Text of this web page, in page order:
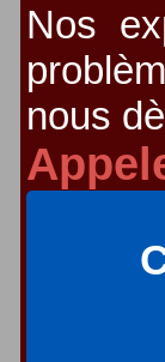
Nos
nous